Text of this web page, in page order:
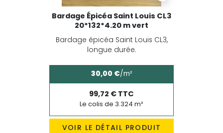
Bardage Épicéa Saint Louis CL3
20*132*4.20 m vert
Bardage épicéa Saint Louis CL3,
longue durée.
30,00 €/m²
99,72 € TTC
Le colis de 3.324 m²
VOIR LE DÉTAIL PRODUIT